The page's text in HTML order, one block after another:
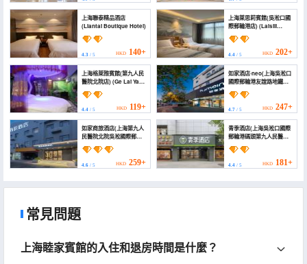
上海聯泰精品酒店
(Liantai Boutique Hotel)
4.3 / 5 HKD 140+
上海萊思莉賓館(吳淞口國
際郵輪港店) (Laisili
Hotel)
4.4/ 5 HKD 202+
上海格萊雅賓館(第九人民
醫院北院店) (Ge Lai Ya
Hotel)
4.4 / 5 HKD 119+
如家酒店·neo(上海吳淞口
國際郵輪港友誼路地鐵站
店) (Homeinn · neo
(Shanghai Baosteel
Industrial Park Youyi
Road Subway Station))
4.7/ 5 HKD 247+
如家商旅酒店(上海第九人
民醫院北院吳淞國際郵輪
港店) (Homeinn
Selected Hotel
(Shanghai Ninth
People's Hospital North
4.6 / 5 HKD 259+
青季酒店(上海吳淞口國際
郵輪港碼頭第九人民醫院
北院店) (Qingji Hotel
(Shanghai International
Cruise Port & Ninth
People's Hospital
4.4/ 5 HKD 181+
常見問題
上海睦家賓館的入住和退房時間是什麼？